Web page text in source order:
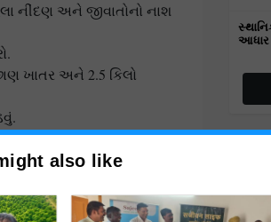
નીંદણ અને જીવાતોનો નાશ
ખાતર અને 2.5 કિલો
ઊંડી ખેડાણ કરીને, ખેતર પર
રોપણી માટે તૈયાર છે.
રીતે નિયંત્રણ
આધાર
also like